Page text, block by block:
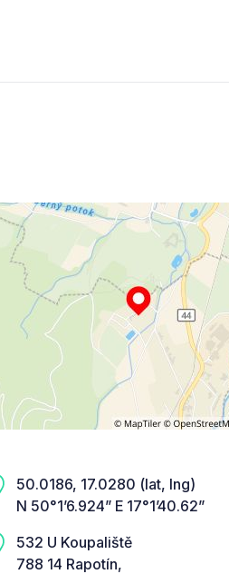
50.0186, 17.0280 (lat, lng)
N 50°1’6.924” E 17°1’40.62”
532 U Koupaliště
788 14 Rapotín,